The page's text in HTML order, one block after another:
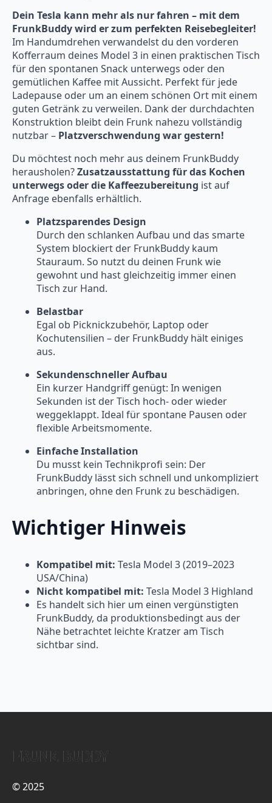
Dein Tesla kann mehr als nur fahren – mit dem
FrunkBuddy wird er zum perfekten Reisebegleiter!
Im Handumdrehen verwandelst du den vorderen
Kofferraum deines Model 3 in einen praktischen Tisch
für den spontanen Snack unterwegs oder den
gemütlichen Kaffee mit Aussicht. Perfekt für jede
Ladepause oder um an einem schönen Ort mit einem
guten Getränk zu verweilen. Dank der durchdachten
Konstruktion bleibt dein Frunk nahezu vollständig
nutzbar – Platzverschwendung war gestern!
Du möchtest noch mehr aus deinem FrunkBuddy
herausholen?Zusatzausstattung für das Kochen
unterwegs oder die Kaffeezubereitung ist auf
Anfrage ebenfalls erhältlich.
Platzsparendes Design
Durch den schlanken Aufbau und das smarte
System blockiert der FrunkBuddy kaum
Stauraum. So nutzt du deinen Frunk wie
gewohnt und hast gleichzeitig immer einen
Tisch zur Hand.
Belastbar
Egal ob Picknickzubehör, Laptop oder
Kochutensilien – der FrunkBuddy hält einiges
aus.
Sekundenschneller Aufbau
Ein kurzer Handgriff genügt: In wenigen
Sekunden ist der Tisch hoch- oder wieder
weggeklappt. Ideal für spontane Pausen oder
flexible Arbeitsmomente.
Einfache Installation
Du musst kein Technikprofi sein: Der
FrunkBuddy lässt sich schnell und unkompliziert
anbringen, ohne den Frunk zu beschädigen.
Wichtiger Hinweis
Kompatibel mit: Tesla Model 3 (2019–2023
USA/China)
Nicht kompatibel mit: Tesla Model 3 Highland
Es handelt sich hier um einen vergünstigten
FrunkBuddy, da produktionsbedingt aus der
Nähe betrachtet leichte Kratzer am Tisch
sichtbar sind.
FRUNK BUDDY
© 2025